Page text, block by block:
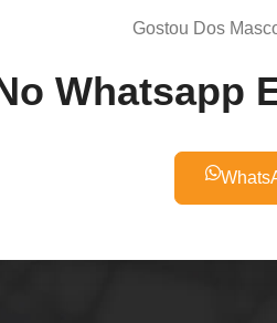
Gostou Dos
Whatsapp